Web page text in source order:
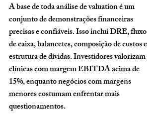
A base de toda análise de valuation é um
conjunto de demonstrações financeiras
precisas e confiáveis. Isso inclui DRE, fluxo
de caixa, balancetes, composição de custos e
estrutura de dívidas. Investidores valorizam
clínicas com margem EBITDA acima de
15%, enquanto negócios com margens
menores costumam enfrentar mais
questionamentos.